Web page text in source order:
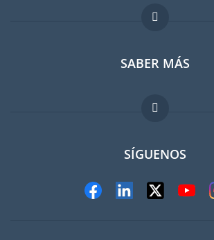
Foro para expatriados
Guia para expatriados
Trabajos en el extranjero
SABER MÁS
FAQ
SÍGUENOS